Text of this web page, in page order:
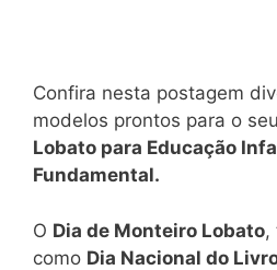
Confira nesta postagem
modelos prontos para o seu
Lobato para Educação
Fundamental.
O Dia de Monteiro Lobato,
como Dia Nacional do